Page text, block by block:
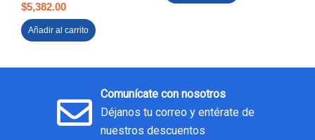
$5,382.00
Añadir al carrito
Comunícate con nosotros
Déjanos tu correo y entérate de
nuestros descuentos